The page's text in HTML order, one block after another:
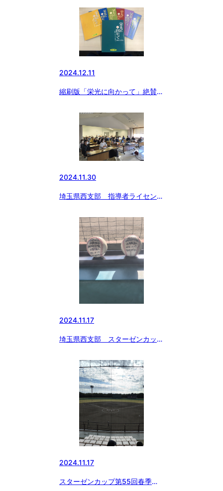
2024.12.11
縮刷版「栄光に向かって」絶賛発
2024.11.30
埼玉県西支部 指導者ライセンス
2024.11.17
埼玉県西支部 スターゼンカッ
勝戦！
2024.11.17
スターゼンカップ第55回春季全